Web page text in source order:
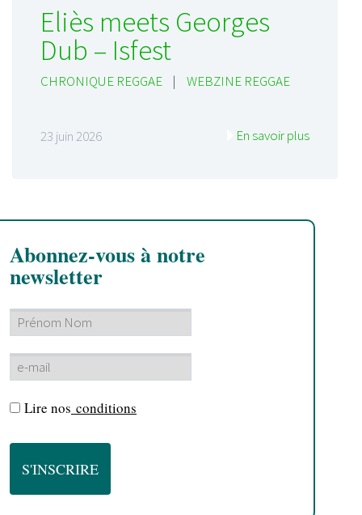
Eliès meets Georges
Dub – Isfest
CHRONIQUE REGGAE | WEBZINE REGGAE
23 juin 2026 En savoir plus
Abonnez-vous à notre
newsletter
Lire nos conditions